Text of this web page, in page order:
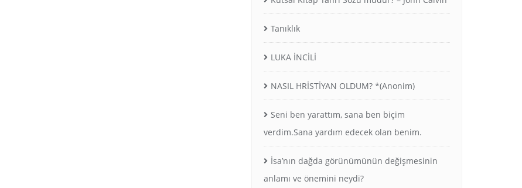
Tanıklık
LUKA İNCİLİ
NASIL HRİSTİYAN OLDUM? *(Anonim)
Seni ben yarattım, sana ben biçim
verdim.Sana yardım edecek olan benim.
İsa’nın dağda görünümünün değişmesinin
anlamı ve önemini neydi?